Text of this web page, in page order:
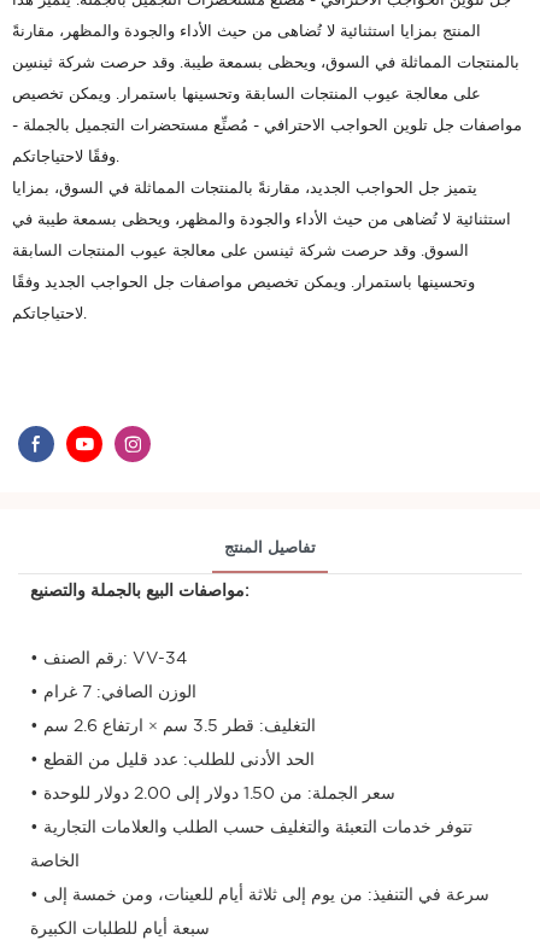
المنتج بمزايا استثنائية لا تُضاهى من حيث الأداء والجودة والمظهر، مقارنةً
بالمنتجات المماثلة في السوق، ويحظى بسمعة طيبة. وقد حرصت شركة ثينسِن
على معالجة عيوب المنتجات السابقة وتحسينها باستمرار. ويمكن تخصيص
مواصفات جل تلوين الحواجب الاحترافي - مُصنِّع مستحضرات التجميل بالجملة -
يتميز جل الحواجب الجديد، مقارنةً بالمنتجات المماثلة في السوق، بمزايا
استثنائية لا تُضاهى من حيث الأداء والجودة والمظهر، ويحظى بسمعة طيبة في
السوق. وقد حرصت شركة ثينسن على معالجة عيوب المنتجات السابقة
وتحسينها باستمرار. ويمكن تخصيص مواصفات جل الحواجب الجديد وفقًا
تفاصيل المنتج
مواصفات البيع بالجملة والتصنيع:
• رقم الصنف: VV-34
• الوزن الصافي: 7 غرام
• التغليف: قطر 3.5 سم × ارتفاع 2.6 سم
• الحد الأدنى للطلب: عدد قليل من القطع
• سعر الجملة: من 1.50 دولار إلى 2.00 دولار للوحدة
• تتوفر خدمات التعبئة والتغليف حسب الطلب والعلامات التجارية
الخاصة
• سرعة في التنفيذ: من يوم إلى ثلاثة أيام للعينات، ومن خمسة إلى
سبعة أيام للطلبات الكبيرة